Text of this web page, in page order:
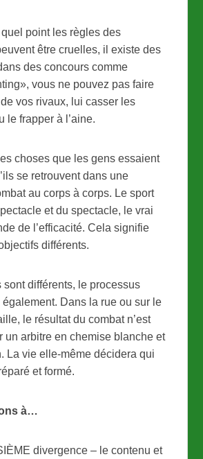
point les règles des
être cruelles, il existe des
des concours comme
vous ne pouvez pas faire
vos rivaux, lui casser les
le frapper à l’aine.
choses que les gens essaient
se retrouvent dans une
au corps à corps. Le sport
et du spectacle, le vrai
de l’efficacité. Cela signifie
différents.
sont différents, le processus
également. Dans la rue ou sur le
le résultat du combat n’est
un arbitre en chemise blanche et
La vie elle-même décidera qui
et formé.
à…
divergence – le contenu et